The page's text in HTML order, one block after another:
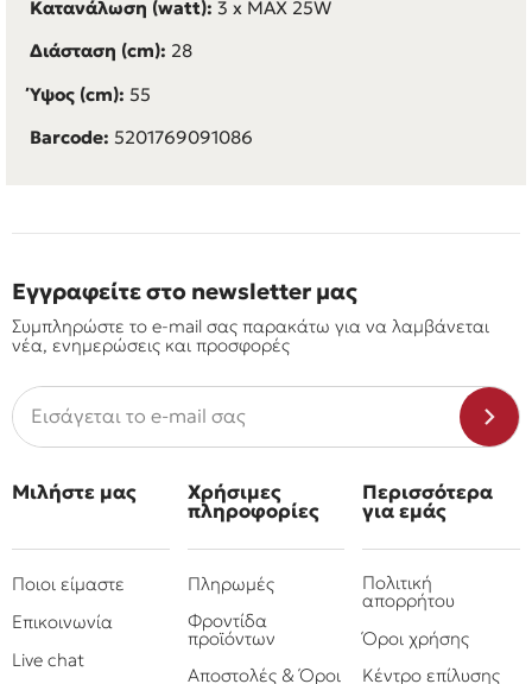
Κατανάλωση (watt): 3 x MAX 25W
Διάσταση (cm): 28
Ύψος (cm): 55
Barcode: 5201769091086
Εγγραφείτε στο newsletter μας
Συμπληρώστε το e-mail σας παρακάτω για να λαμβάνεται
νέα, ενημερώσεις και προσφορές
Μιλήστε μας
Ποιοι είμαστε
Επικοινωνία
Live chat
Χρήσιμες
πληροφορίες
Πληρωμές
Φροντίδα
προϊόντων
Αποστολές & Όροι
Περισσότερα
για εμάς
Πολιτική
απορρήτου
Όροι χρήσης
Κέντρο επίλυσης